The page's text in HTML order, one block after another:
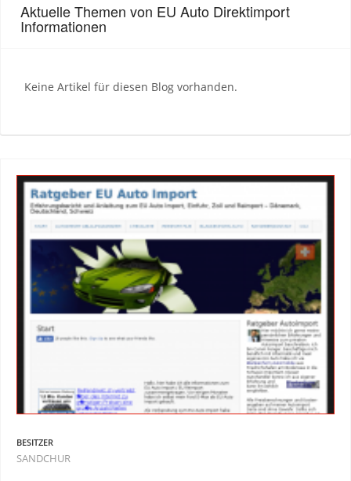
Aktuelle Themen von EU Auto Direktimport
Informationen
Keine Artikel für diesen Blog vorhanden.
BESITZER
SANDCHUR